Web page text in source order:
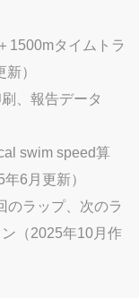
1500mタイムトラ
）
、報告データ
swim speed算
6月更新）
のラップ、次のラ
（2025年10月作